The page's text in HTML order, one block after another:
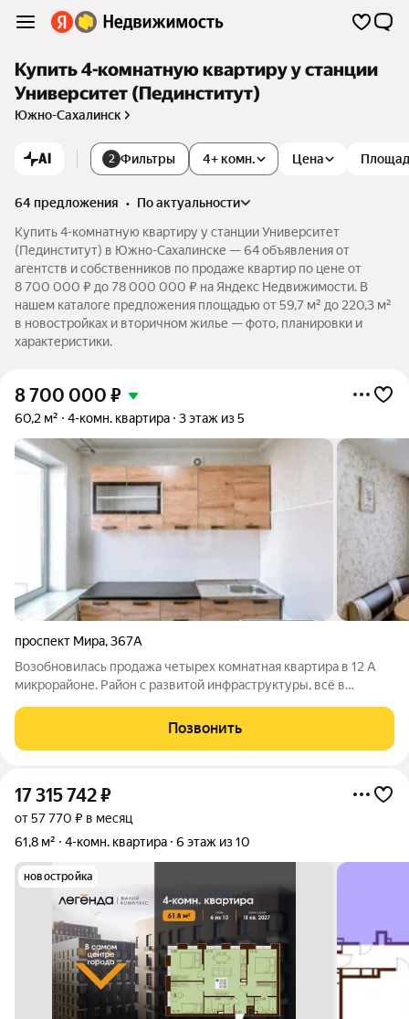
Купить 4-комнатную квартиру у станции
Университет (Пединститут)
Южно-Сахалинск
AI 2 Фильтры 4+ комн. Цена
64 предложения •
по актуальности
Купить 4-комнатную квартиру у станции Университет
(Пединститут) в Южно-Сахалинске — 64 объявления от
агентств и собственников по продаже квартир по цене от
8 700 000 ₽ до 78 000 000 ₽ на Яндекс Недвижимости. В
нашем каталоге предложения площадью от 59,7 м² до 220,3 м²
в новостройках и вторичном жилье — фото, планировки и
характеристики.
8 700 000 ₽
60,2 м² 4-комн. квартира 3 этаж из 5
проспект Мира,367А
Возобновилась продажа четырех комнатная квартира в 12 А
микрорайоне. Район с развитой инфраструктуры, всё в
"Русалочка",№55 "Веснушка", школы №6 и №26, областная
больница, аптеки, магазины
Позвонить
17 315 742₽
от 57 770 ₽ в месяц
61,8 м²
4-комн. квартира 6 этаж из 10
новостройка